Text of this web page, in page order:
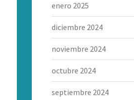
enero 2025
diciembre 2024
noviembre 2024
octubre 2024
septiembre 2024